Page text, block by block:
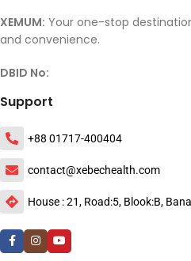
XEMUM: Your one-stop
and convenience.
DBID No:
Support
+88 01717-400404
contact@xebechealth.com
House : 21, Road:5, Blook:B,